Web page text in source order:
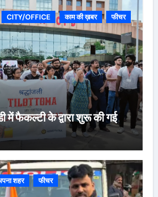
CITY/OFFICE काम की ख़बर फीचर
में फैकल्टी के द्वारा शुरू की गई
शहर फीचर